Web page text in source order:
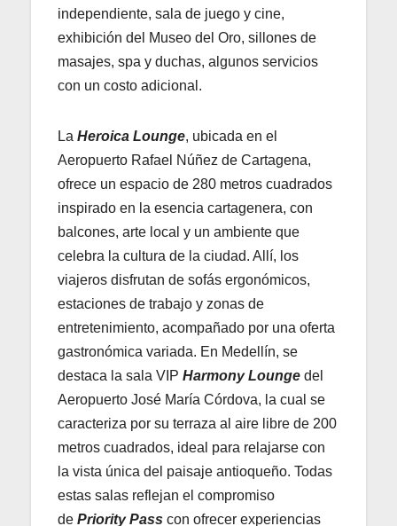
independiente, sala de juego y cine,
exhibición del Museo del Oro, sillones de
masajes, spa y duchas, algunos servicios
con un costo adicional.
La Heroica Lounge, ubicada en el
Aeropuerto Rafael Núñez de Cartagena,
ofrece un espacio de 280 metros cuadrados
inspirado en la esencia cartagenera, con
balcones, arte local y un ambiente que
celebra la cultura de la ciudad. Allí, los
viajeros disfrutan de sofás ergonómicos,
estaciones de trabajo y zonas de
entretenimiento, acompañado por una oferta
gastronómica variada. En Medellín, se
destaca la sala VIP Harmony Lounge del
Aeropuerto José María Córdova, la cual se
caracteriza por su terraza al aire libre de 200
metros cuadrados, ideal para relajarse con
la vista única del paisaje antioqueño. Todas
estas salas reflejan el compromiso
de Priority Pass con ofrecer experiencias